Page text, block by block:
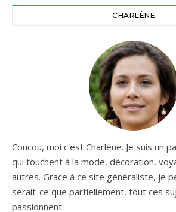
CHARLÈNE
Coucou, moi c’est Charlène. Je suis un
qui touchent à la mode, décoration,
autres. Grace à ce site généraliste, je
serait-ce que partiellement, tout ces
passionnent.